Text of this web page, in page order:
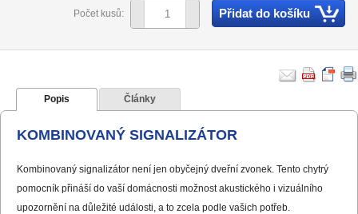
Počet kusů: Přidat do košíku
Popis Články
KOMBINOVANÝ SIGNALIZÁTOR
Kombinovaný signalizátor není jen obyčejný dveřní zvonek. Tento chytrý
pomocník přináší do vaší domácnosti možnost akustického i vizuálního
upozornění na důležité události, a to zcela podle vašich potřeb.